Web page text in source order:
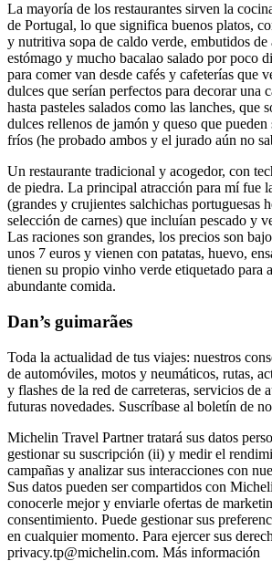
La mayoría de los restaurantes sirven la
de Portugal, lo que significa buenos platos,
y nutritiva sopa de caldo verde, embutidos de
estómago y mucho bacalao salado por poco
para comer van desde cafés y cafeterías que
dulces que serían perfectos para decorar una
hasta pasteles salados como las lanches, que
dulces rellenos de jamón y queso que pueden
fríos (he probado ambos y el jurado aún no
Un restaurante tradicional y acogedor, con
de piedra. La principal atracción para mí fue
(grandes y crujientes salchichas portuguesas
selección de carnes) que incluían pescado y
Las raciones son grandes, los precios son
unos 7 euros y vienen con patatas, huevo,
tienen su propio vinho verde etiquetado para
abundante comida.
Dan’s guimarães
Toda la actualidad de tus viajes: nuestros
de automóviles, motos y neumáticos, rutas,
y flashes de la red de carreteras, servicios de
futuras novedades. Suscríbase al boletín de
Michelin Travel Partner tratará sus datos
gestionar su suscripción (ii) y medir el
campañas y analizar sus interacciones con
Sus datos pueden ser compartidos con
conocerle mejor y enviarle ofertas de
consentimiento. Puede gestionar sus
en cualquier momento. Para ejercer sus
privacy.tp@michelin.com. Más información